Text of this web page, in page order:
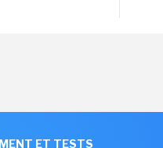
ET TESTS